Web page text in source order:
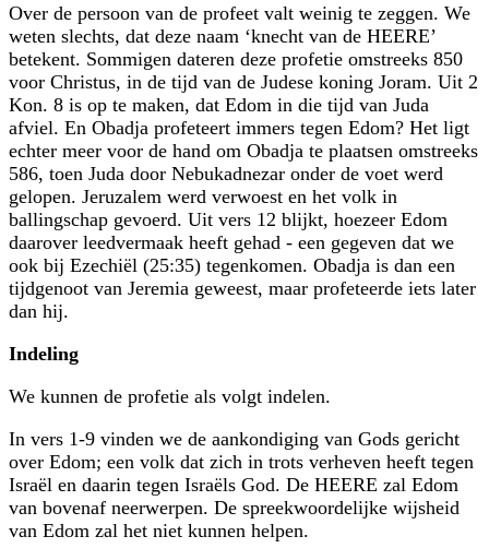
Over de persoon van de profeet valt weinig te zeggen. We
weten slechts, dat deze naam ‘knecht van de HEERE’
betekent. Sommigen dateren deze profetie omstreeks 850
voor Christus, in de tijd van de Judese koning Joram. Uit 2
Kon. 8 is op te maken, dat Edom in die tijd van Juda
afviel. En Obadja profeteert immers tegen Edom? Het ligt
echter meer voor de hand om Obadja te plaatsen omstreeks
586, toen Juda door Nebukadnezar onder de voet werd
gelopen. Jeruzalem werd verwoest en het volk in
ballingschap gevoerd. Uit vers 12 blijkt, hoezeer Edom
daarover leedvermaak heeft gehad - een gegeven dat we
ook bij Ezechiël (25:35) tegenkomen. Obadja is dan een
tijdgenoot van Jeremia geweest, maar profeteerde iets later
dan hij.
Indeling
We kunnen de profetie als volgt indelen.
In vers 1-9 vinden we de aankondiging van Gods gericht
over Edom; een volk dat zich in trots verheven heeft tegen
Israël en daarin tegen Israëls God. De HEERE zal Edom
van bovenaf neerwerpen. De spreekwoordelijke wijsheid
van Edom zal het niet kunnen helpen.